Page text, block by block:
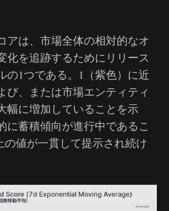
アは、市場全体の相対的なオ
化を追跡するためにリリース
の1つである。1（紫色）に近
び、または市場エンティティ
幅に増加していることを示
に蓄積傾向が進行中であるこ
の値が一貫して提示され続け